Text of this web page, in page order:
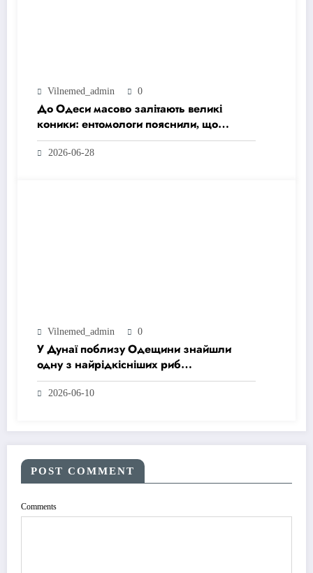
Vilnemed_admin 0
До Одеси масово залітають великі
коники: ентомологи пояснили, що
відбувається
2026-06-28
Vilnemed_admin 0
У Дунаї поблизу Одещини знайшли
одну з найрідкісніших риб
Чорноморського басейну
2026-06-10
POST COMMENT
Comments